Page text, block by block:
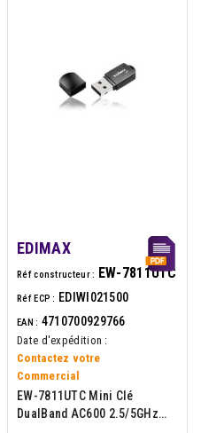
EDIMAX
Réf constructeur : EW-7811UTC
Réf ECP : EDIWI021500
EAN : 4710700929766
Date d'expédition :
Contactez votre
Commercial
EW-7811UTC Mini Clé
DualBand AC600 2.5/5GHz